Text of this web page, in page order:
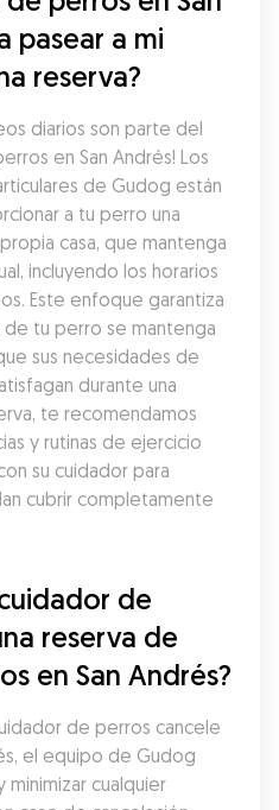
pasear a mi
reserva?
diarios son parte del
en San Andrés! Los
de Gudog están
a tu perro una
casa, que mantenga
incluyendo los horarios
Este enfoque garantiza
tu perro se mantenga
sus necesidades de
durante una
te recomendamos
y rutinas de ejercicio
su cuidador para
cubrir completamente
de
reserva de
en San Andrés?
de perros cancele
el equipo de Gudog
cualquier